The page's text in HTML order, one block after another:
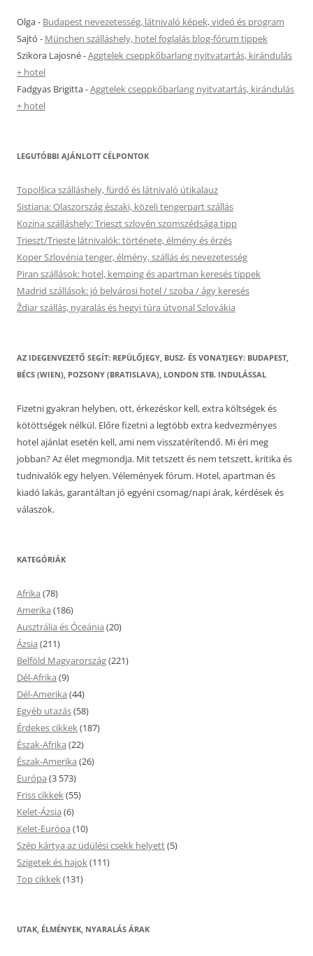
Olga- Budapest nevezetesség, látnivaló képek, videó és program
Sajtó - München szálláshely, hotel foglalás blog-fórum tippek
Szikora Lajosné-Aggtelek cseppkőbarlang nyitvatartás, kirándulás
+ hotel
Fadgyas Brigitta-Aggtelek cseppkőbarlang nyitvatartás, kirándulás
+ hotel
LEGUTÓBBI AJÁNLOTT CÉLPONTOK
Topolšica szálláshely, fürdő és látnivaló útikalauz
Sistiana: Olaszország északi, közeli tengerpart szállás
Kozina szálláshely: Trieszt szlovén szomszédsága tipp
Trieszt/Trieste látnivalók: története, élmény és érzés
Koper Szlovénia tenger, élmény, szállás és nevezetesség
Piran szállások: hotel, kemping és apartman keresés tippek
Madrid szállások: jó belvárosi hotel / szoba / ágy keresés
Ždiar szállás, nyaralás és hegyi túra útvonal Szlovákia
AZ IDEGENVEZETŐ SEGÍT: REPÜLŐJEGY, BUSZ- ÉS VONATJEGY: BUDAPEST,
BÉCS (WIEN), POZSONY (BRATISLAVA), LONDON STB. INDULÁSSAL
Fizetni gyakran helyben, ott, érkezéskor kell, extra költségek és
kötöttségek nélkül. Előre fizetni a legtöbb extra kedvezményes
hotel ajánlat esetén kell, ami nem visszatérítendő. Mi éri meg
jobban? Az élet megmondja. Mit tetszett és nem tetszett, kritika és
tudnivalók egy helyen. Vélemények fórum. Hotel, apartman és
kiadó lakás, garantáltan jó egyéni csomag/napi árak, kérdések és
válaszok.
KATEGÓRIÁK
Afrika (78)
Amerika (186)
Ausztrália és Óceánia (20)
Ázsia (211)
Belföld Magyarország(221)
Dél-Afrika (9)
Dél-Amerika (44)
Egyéb utazás(58)
Érdekes cikkek(187)
Észak-Afrika (22)
Észak-Amerika (26)
Európa (3 573)
Friss cikkek(55)
Kelet-Ázsia (6)
Kelet-Európa (10)
Szép kártya az üdülési csekk helyett(5)
Szigetek és hajok(111)
Top cikkek(131)
UTAK, ÉLMÉNYEK, NYARALÁS ÁRAK